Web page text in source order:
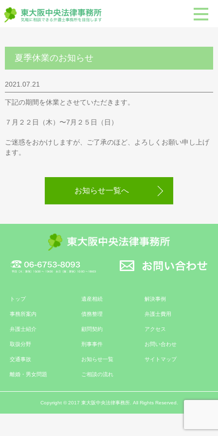
夏季休業のお知らせ
2021.07.21
下記の期間を休業とさせていただきます。
７月２２日（木）〜7月２５日（日）
ご迷惑をおかけしますが、ご了承のほど、よろしくお願い申し上げ
ます。
お知らせ一覧へ
トップ
事務所案内
弁護士紹介
取扱分野
交通事故
離婚・男女問題
遺産相続
債務整理
顧問契約
刑事事件
お知らせ一覧
ご相談の流れ
解決事例
弁護士費用
アクセス
お問い合わせ
サイトマップ
Copyright © 2017 東大阪中央法律事務所. All Rights Reserved.